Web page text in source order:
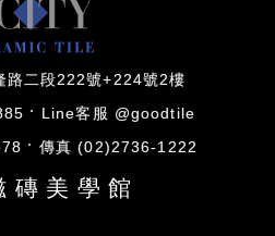
路二段222號+224號2樓
Line客服 @goodtile
傳真 (02)2736-1222
磚美學館